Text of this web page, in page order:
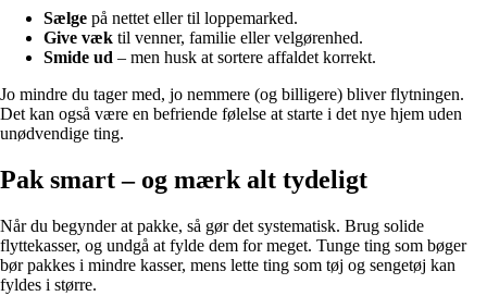
Sælge på nettet eller til loppemarked.
Give væk til venner, familie eller velgørenhed.
Smide ud – men husk at sortere affaldet korrekt.
Jo mindre du tager med, jo nemmere (og billigere) bliver flytningen.
Det kan også være en befriende følelse at starte i det nye hjem uden
unødvendige ting.
Pak smart – og mærk alt tydeligt
Når du begynder at pakke, så gør det systematisk. Brug solide
flyttekasser, og undgå at fylde dem for meget. Tunge ting som bøger
bør pakkes i mindre kasser, mens lette ting som tøj og sengetøj kan
fyldes i større.